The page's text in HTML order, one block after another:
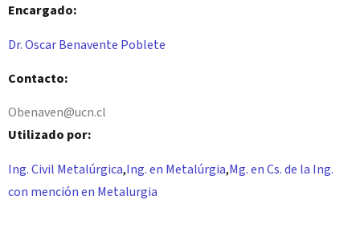
Encargado:
Dr. Oscar Benavente Poblete
Contacto:
Obenaven@ucn.cl
Utilizado por:
Ing. Civil Metalúrgica,Ing. en Metalúrgia,Mg. en Cs. de la Ing.
con mención en Metalurgia